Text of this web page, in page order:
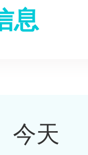
息
今天